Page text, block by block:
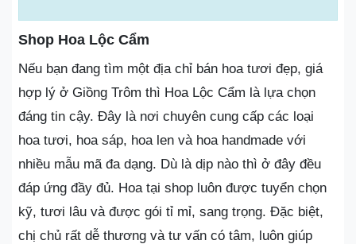
Shop Hoa Lộc Cẩm
Nếu bạn đang tìm một địa chỉ bán hoa tươi đẹp, giá
hợp lý ở Giồng Trôm thì Hoa Lộc Cẩm là lựa chọn
đáng tin cậy. Đây là nơi chuyên cung cấp các loại
hoa tươi, hoa sáp, hoa len và hoa handmade với
nhiều mẫu mã đa dạng. Dù là dịp nào thì ở đây đều
đáp ứng đầy đủ. Hoa tại shop luôn được tuyển chọn
kỹ, tươi lâu và được gói tỉ mỉ, sang trọng. Đặc biệt,
chị chủ rất dễ thương và tư vấn có tâm, luôn giúp